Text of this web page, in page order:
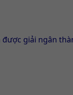
ngân thành